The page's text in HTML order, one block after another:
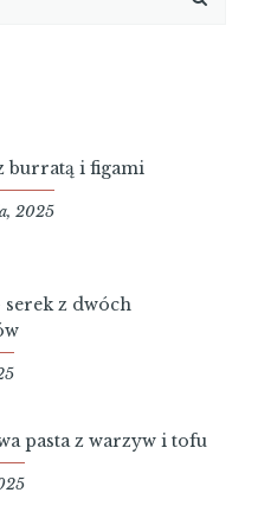
burratą i figami
2025
serek z dwóch
pasta z warzyw i tofu